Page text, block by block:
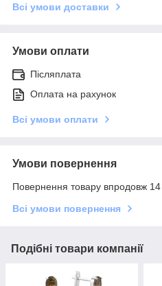
Всі умови доставки
Умови оплати
Післяплата
Оплата на рахунок
Всі умови оплати
Умови повернення
Повернення товару впродовж 14
Всі умови повернення
Подібні товари компанії